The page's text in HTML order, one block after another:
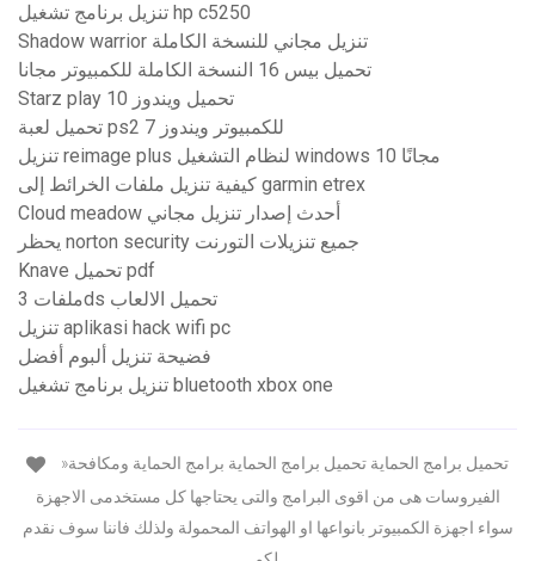
تنزيل برنامج تشغيل hp c5250
Shadow warrior تنزيل مجاني للنسخة الكاملة
تحميل بيس 16 النسخة الكاملة للكمبيوتر مجانا
Starz play تحميل ويندوز 10
تحميل لعبة ps2 للكمبيوتر ويندوز 7
تنزيل reimage plus لنظام التشغيل windows 10 مجانًا
كيفية تنزيل ملفات الخرائط إلى garmin etrex
Cloud meadow أحدث إصدار تنزيل مجاني
يحظر norton security جميع تنزيلات التورنت
Knave تحميل pdf
ملفات 3ds تحميل الالعاب
تنزيل aplikasi hack wifi pc
فضيحة تنزيل ألبوم أفضل
تنزيل برنامج تشغيل bluetooth xbox one
»تحميل برامج الحماية تحميل برامج الحماية برامج الحماية ومكافحة
الفيروسات هى من اقوى البرامج والتى يحتاجها كل مستخدمى الاجهزة
سواء اجهزة الكمبيوتر بانواعها او الهواتف المحمولة ولذلك فاننا سوف نقدم